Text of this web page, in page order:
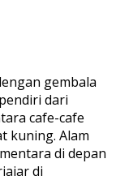
gembala
dari
cafe-cafe
kuning. Alam
di depan
di